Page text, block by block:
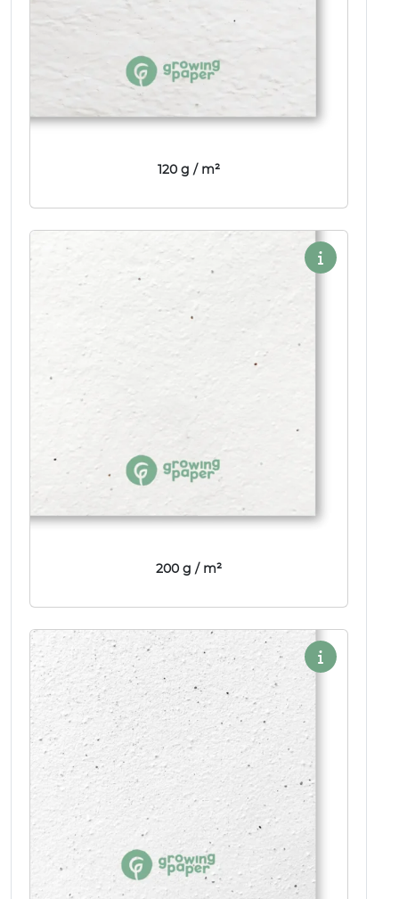
120 g / m²
200 g / m²